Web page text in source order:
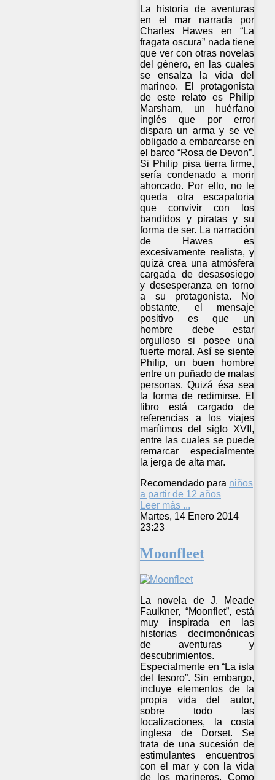
La historia de aventuras
en el mar narrada por
Charles Hawes en “La
fragata oscura” nada tiene
que ver con otras novelas
del género, en las cuales
se ensalza la vida del
marineo. El protagonista
de este relato es Philip
Marsham, un huérfano
inglés que por error
dispara un arma y se ve
obligado a embarcarse en
el barco “Rosa de Devon”.
Si Philip pisa tierra firme,
sería condenado a morir
ahorcado. Por ello, no le
queda otra escapatoria
que convivir con los
bandidos y piratas y su
forma de ser. La narración
de Hawes es
excesivamente realista, y
quizá crea una atmósfera
cargada de desasosiego
y desesperanza en torno
a su protagonista. No
obstante, el mensaje
positivo es que un
hombre debe estar
orgulloso si posee una
fuerte moral. Así se siente
Philip, un buen hombre
entre un puñado de malas
personas. Quizá ésa sea
la forma de redimirse. El
libro está cargado de
referencias a los viajes
marítimos del siglo XVII,
entre las cuales se puede
remarcar especialmente
la jerga de alta mar.
Recomendado para niños
a partir de 12 años
Leer más ...
Martes, 14 Enero 2014
23:23
Moonfleet
La novela de J. Meade
Faulkner, “Moonflet”, está
muy inspirada en las
historias decimonónicas
de aventuras y
descubrimientos.
Especialmente en “La isla
del tesoro”. Sin embargo,
incluye elementos de la
propia vida del autor,
sobre todo las
localizaciones, la costa
inglesa de Dorset. Se
trata de una sucesión de
estimulantes encuentros
con el mar y con la vida
de los marineros. Como